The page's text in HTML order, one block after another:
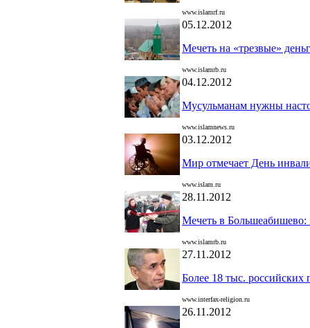
www.islamrf.ru
05.12.2012
Мечеть на «трезвые»
www.islamrb.ru
04.12.2012
Мусульманам нужны
www.islamnews.ru
03.12.2012
Мир отмечает День
www.islam.ru
28.11.2012
Мечеть в Большеабишево:
www.islamrb.ru
27.11.2012
Более 18 тыс.
www.interfax-religion.ru
26.11.2012